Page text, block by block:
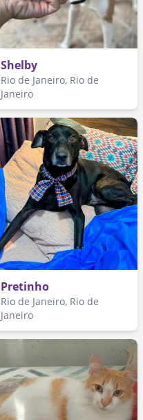
Shelby
Rio de Janeiro, Rio de
Janeiro
Pretinho
Rio de Janeiro, Rio de
Janeiro